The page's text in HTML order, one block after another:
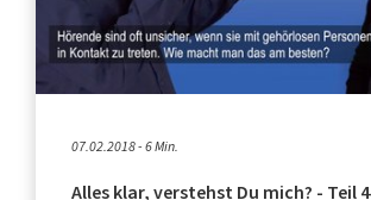
07.02.2018 - 6 Min.
Alles klar, verstehst Du mich? - Teil 4